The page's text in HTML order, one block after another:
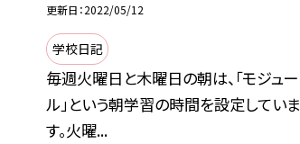
更新日 2022/05/12
学校日記
毎週火曜日と木曜日の朝は、「モジュー
ル」という朝学習の時間を設定していま
す。火曜...